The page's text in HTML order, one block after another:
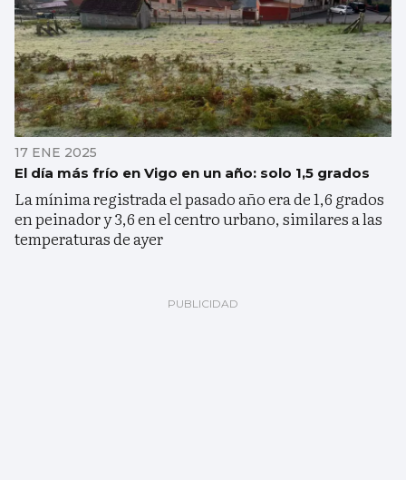
17 ENE 2025
El día más frío en Vigo en un año: solo 1,5 grados
La mínima registrada el pasado año era de 1,6 grados
en peinador y 3,6 en el centro urbano, similares a las
temperaturas de ayer